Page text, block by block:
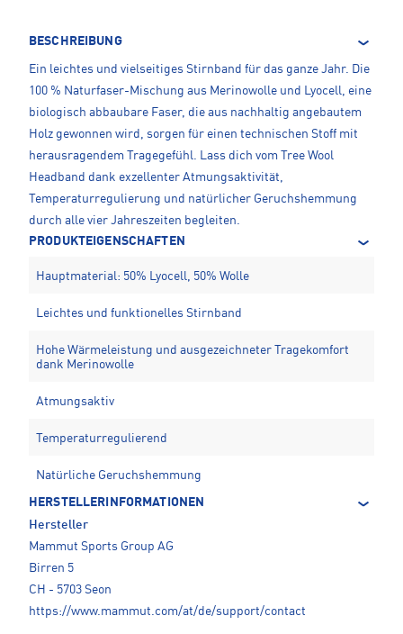
BESCHREIBUNG
Ein leichtes und vielseitiges Stirnband für das ganze Jahr. Die
100 % Naturfaser-Mischung aus Merinowolle und Lyocell, eine
biologisch abbaubare Faser, die aus nachhaltig angebautem
Holz gewonnen wird, sorgen für einen technischen Stoff mit
herausragendem Tragegefühl. Lass dich vom Tree Wool
Headband dank exzellenter Atmungsaktivität,
Temperaturregulierung und natürlicher Geruchshemmung
durch alle vier Jahreszeiten begleiten.
PRODUKTEIGENSCHAFTEN
Hauptmaterial: 50% Lyocell, 50% Wolle
Leichtes und funktionelles Stirnband
Hohe Wärmeleistung und ausgezeichneter Tragekomfort
dank Merinowolle
Atmungsaktiv
Temperaturregulierend
Natürliche Geruchshemmung
HERSTELLERINFORMATIONEN
Hersteller
Mammut Sports Group AG
Birren 5
CH - 5703 Seon
https://www.mammut.com/at/de/support/contact